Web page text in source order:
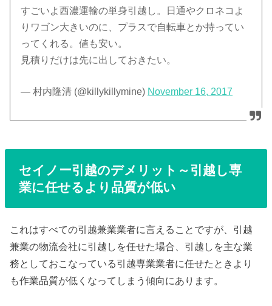
すごいよ西濃運輸の単身引越し。日通やクロネコよ
りワゴン大きいのに、プラスで自転車とか持ってい
ってくれる。値も安い。
見積りだけは先に出しておきたい。
— 村内隆清 (@killykillymine) November 16, 2017
セイノー引越のデメリット～引越し専
業に任せるより品質が低い
これはすべての引越兼業業者に言えることですが、引越
兼業の物流会社に引越しを任せた場合、引越しを主な業
務としておこなっている引越専業業者に任せたときより
も作業品質が低くなってしまう傾向にあります。